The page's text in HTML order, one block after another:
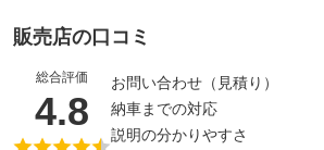
販売店の口コミ
総合評価
4.8 （5点満点中）
お問い合わせ（見積り）
納車までの対応
説明の分かりやすさ